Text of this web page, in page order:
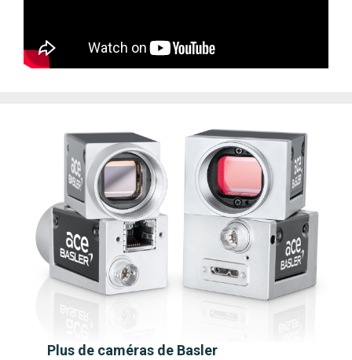
Plus de caméras de Basler